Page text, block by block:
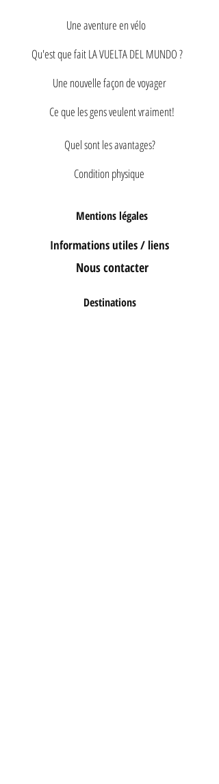
Une aventure en vélo
Qu'est que fait LA VUELTA DEL MUNDO ?
Une nouvelle façon de voyager
Ce que les gens veulent vraiment!
Quel sont les avantages?
Condition physique
Mentions légales
Informations utiles / liens
Nous contacter
Destinations